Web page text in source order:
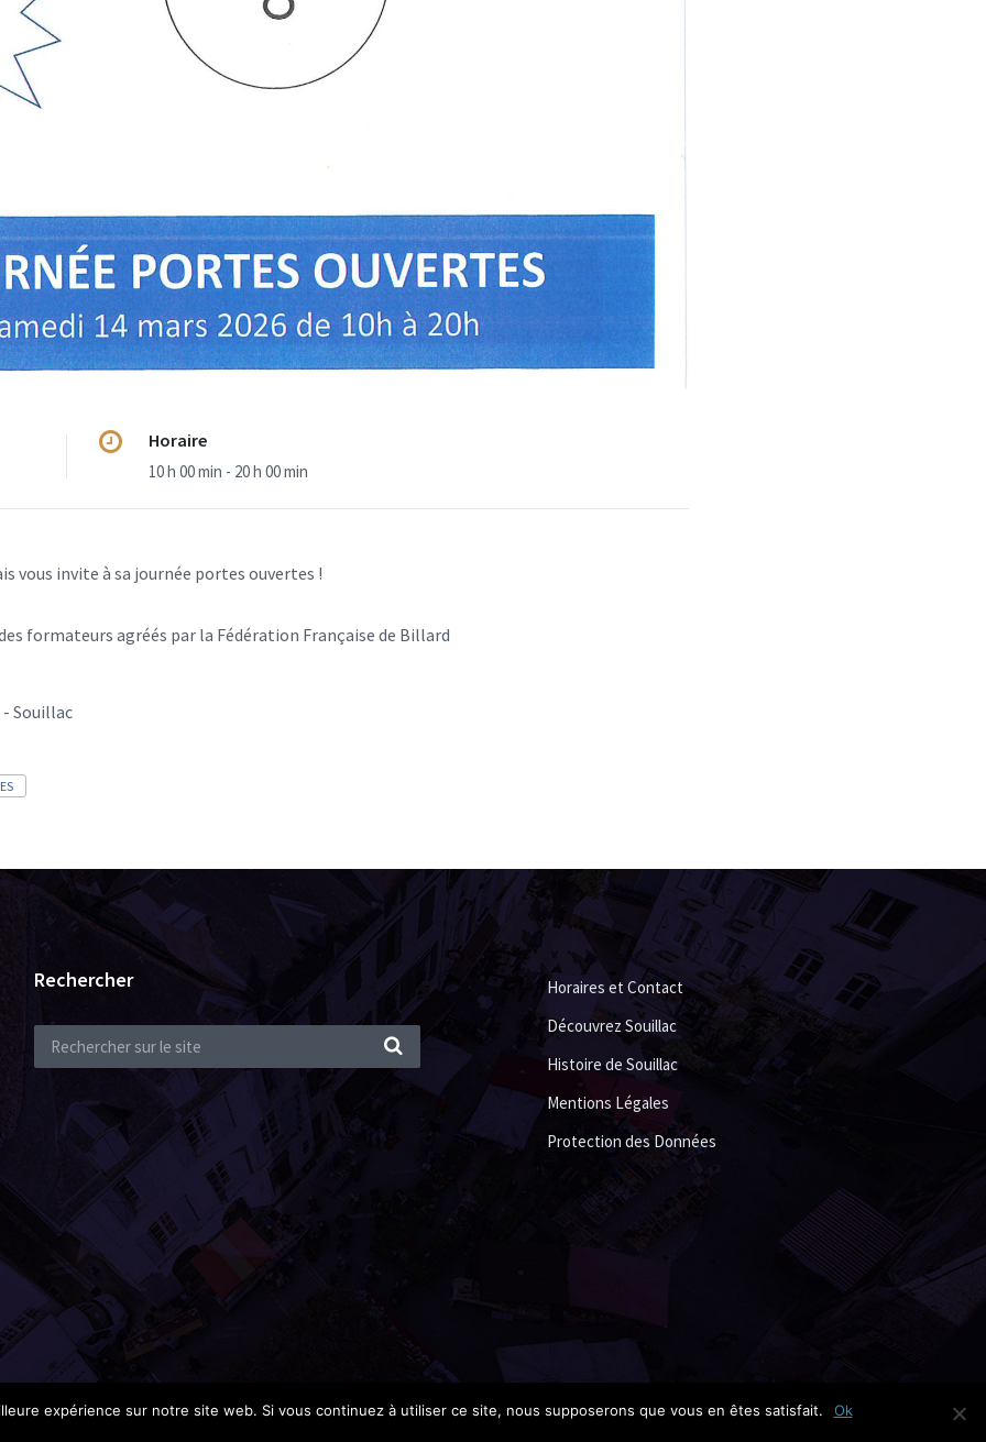
Horaire
10 h 00 min - 20 h 00 min
vous invite à sa journée portes ouvertes !
formateurs agréés par la Fédération Française de Billard
- Souillac
Rechercher
Horaires et Contact
Découvrez Souillac
Histoire de Souillac
Mentions Légales
Protection des Données
expérience sur notre site web. Si vous continuez à utiliser ce site, nous supposerons que vous en êtes satisfait. Ok